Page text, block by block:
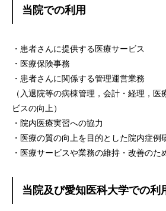
当院での利用
・患者さんに提供する医療サービス
・医療保険事務
・患者さんに関係する管理運営業務
（入退院等の病棟管理，会計・経理，
ビスの向上）
・院内医療実習への協力
・医療の質の向上を目的とした院内症例
・医療サービスや業務の維持・改善のた
当院及び愛知医科大学での利